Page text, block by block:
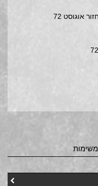
אוגוסט 72